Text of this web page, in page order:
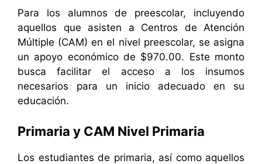
Para los alumnos de preescolar, incluyendo
aquellos que asisten a Centros de Atención
Múltiple (CAM) en el nivel preescolar, se asigna
un apoyo económico de $970.00. Este monto
busca facilitar el acceso a los insumos
necesarios para un inicio adecuado en su
educación.
Primaria y CAM Nivel Primaria
Los estudiantes de primaria, así como aquellos